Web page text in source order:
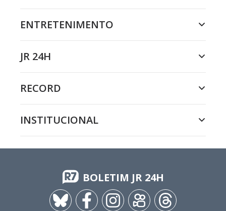
ENTRETENIMENTO
JR 24H
RECORD
INSTITUCIONAL
BOLETIM JR 24H